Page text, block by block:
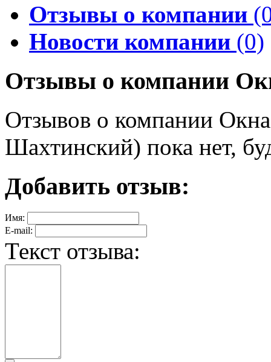
Отзывы о компании
Новости компании (0)
Отзывы о компании
Отзывов о компании
Шахтинский) пока нет,
Добавить отзыв:
Имя:
E-mail:
Текст отзыва: